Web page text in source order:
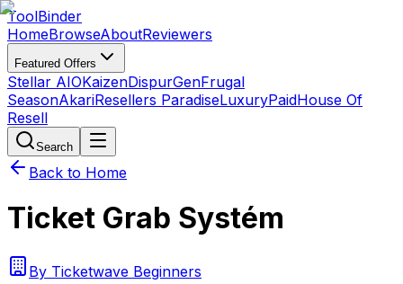
ToolBinder
HomeBrowseAboutReviewers
Featured Offers
Stellar AIOKaizenDispurGenFrugal
SeasonAkariResellers ParadiseLuxuryPaidHouse Of
Resell
Search
Back to Home
Ticket Grab Systém
By Ticketwave Beginners